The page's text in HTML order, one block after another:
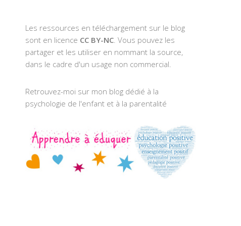
Les ressources en téléchargement sur le blog
sont en licence CC BY-NC . Vous pouvez les
partager et les utiliser en nommant la source,
dans le cadre d'un usage non commercial.
Retrouvez-moi sur mon blog dédié à la
psychologie de l'enfant et à la parentalité